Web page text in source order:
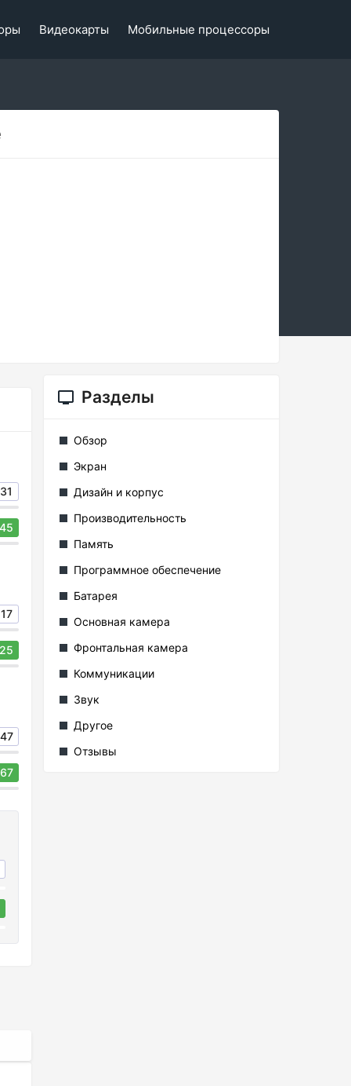
Видеокарты Мобильные процессоры
31
45
17
25
47
67
Разделы
Обзор
Экран
Дизайн и корпус
Производительность
Память
Программное обеспечение
Батарея
Основная камера
Фронтальная камера
Коммуникации
Звук
Другое
Отзывы